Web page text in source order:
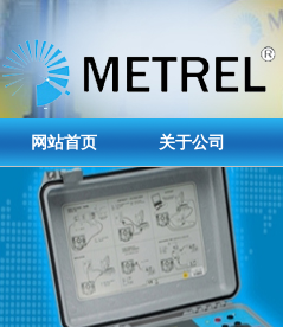
网站首页 关于公司